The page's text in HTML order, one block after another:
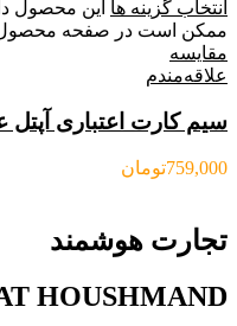
انتخاب گزینه ها این محصول
ممکن است در صفحه محصول
مقایسه
علاقه‌مندم
سیم کارت اعتباری آپتل
759,000تومان
تجارت هوشمند
HOUSHMAND